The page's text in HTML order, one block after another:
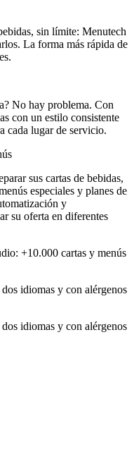
sin límite: Menutech
La forma más rápida de
No hay problema. Con
con un estilo consistente
cada lugar de servicio.
sus cartas de bebidas,
especiales y planes de
y
su oferta en diferentes
+10.000 cartas y menús
idiomas y con alérgenos
idiomas y con alérgenos